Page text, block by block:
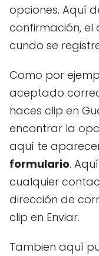
opciones. Aquí
confirmación, el
cundo se
Como por
aceptado
haces clip en
encontrar la
aquí te
formulario.
cualquier
dirección de
clip en Enviar.
Tambien aquí